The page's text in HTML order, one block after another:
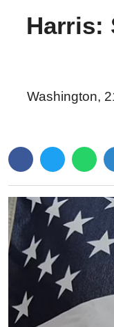
Harris:
Washington,